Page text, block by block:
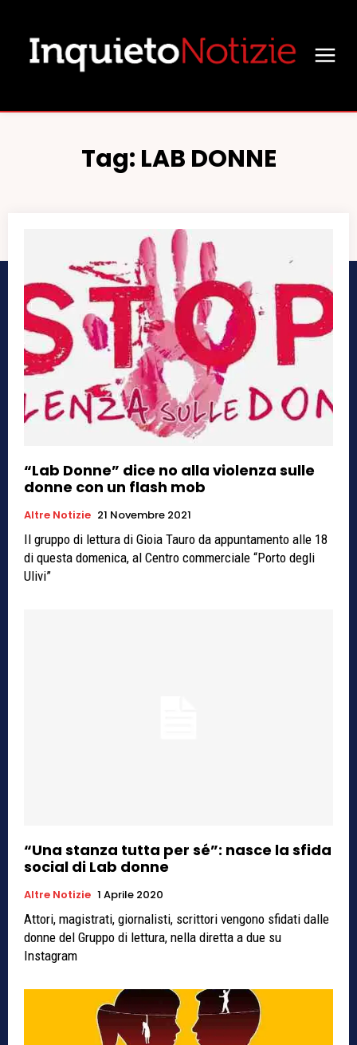
Tag: LAB DONNE
“Lab Donne” dice no alla violenza sulle
donne con un flash mob
Altre Notizie 21 Novembre 2021
Il gruppo di lettura di Gioia Tauro da appuntamento alle 18
di questa domenica, al Centro commerciale “Porto degli
Ulivi”
“Una stanza tutta per sé”: nasce la sfida
social di Lab donne
Altre Notizie 1 Aprile 2020
Attori, magistrati, giornalisti, scrittori vengono sfidati dalle
donne del Gruppo di lettura, nella diretta a due su
Instagram